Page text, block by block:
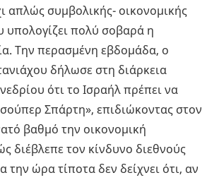
απλώς συμβολικής- οικονομικής
υπολογίζει πολύ σοβαρά η
Την περασμένη εβδομάδα, ο
δήλωσε στη διάρκεια
ότι το Ισραήλ πρέπει να
Σπάρτη», επιδιώκοντας στον
βαθμό την οικονομική
διέβλεπε τον κίνδυνο διεθνούς
την ώρα τίποτα δεν δείχνει ότι, αν